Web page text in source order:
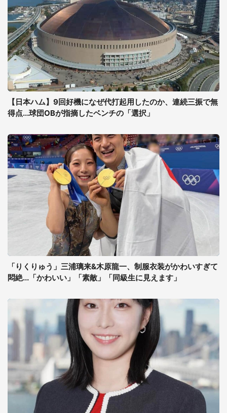
【日本ハム】9回好機になぜ代打起用したのか、連続三振で無
得点...球団OBが指摘したベンチの「選択」
「りくりゅう」三浦璃来&木原龍一、制服衣装がかわいすぎて
悶絶...「かわいい」「素敵」「同級生に見えます」